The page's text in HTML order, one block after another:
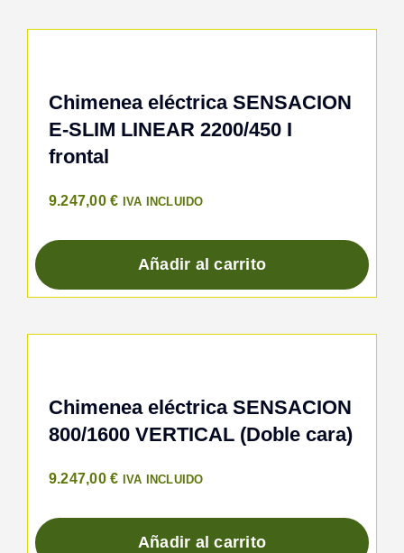
Chimenea eléctrica SENSACION
E-SLIM LINEAR 2200/450 I
frontal
9.247,00€ IVA INCLUIDO
Añadir al carrito
Chimenea eléctrica SENSACION
800/1600 VERTICAL (Doble cara)
9.247,00€ IVA INCLUIDO
Añadir al carrito